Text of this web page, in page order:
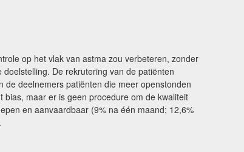
op het vlak van astma zou verbeteren, zonder
De rekrutering van de patiënten
deelnemers patiënten die meer openstonden
maar er is geen procedure om de kwaliteit
en aanvaardbaar (9% na één maand; 12,6%